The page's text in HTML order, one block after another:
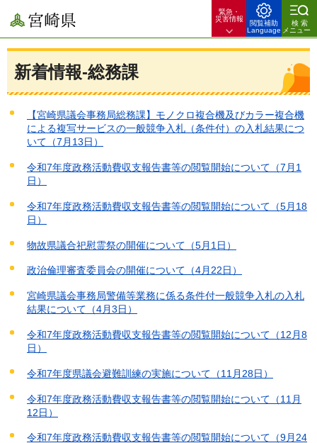
宮崎県
緊急・
災害情報
閲覧補助
Language
検索
メニュー
新着情報-総務課
【宮崎県議会事務局総務課】モノクロ複合機及びカラー複合機
による複写サービスの一般競争入札（条件付）の入札結果につ
いて（7月13日）
令和7年度政務活動費収支報告書等の閲覧開始について（7月1
日）
令和7年度政務活動費収支報告書等の閲覧開始について（5月18
日）
物故県議合祀慰霊祭の開催について（5月1日）
政治倫理審査委員会の開催について（4月22日）
宮崎県議会事務局警備等業務に係る条件付一般競争入札の入札
結果について（4月3日）
令和7年度政務活動費収支報告書等の閲覧開始について（12月8
日）
令和7年度県議会避難訓練の実施について（11月28日）
令和7年度政務活動費収支報告書等の閲覧開始について（11月
12日）
令和7年度政務活動費収支報告書等の閲覧開始について（9月24